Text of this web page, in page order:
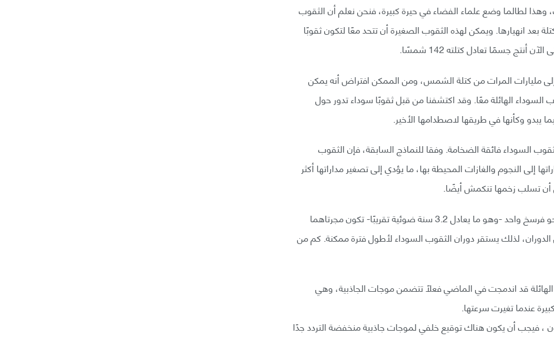
وهذا لطالما وضع علماء الفضاء في حيرة كبيرة، فنحن نعلم أن الثقوب
بعد انهيارها. ويمكن لهذه الثقوب الصغيرة أن تتحد معًا لتكون ثقوبًا
جسمًا تعادل كتلته 142 شمسًا.
مليارات المرات من كتلة الشمس، ومن الممكن افتراض أنه يمكن
السوداء الهائلة معًا. وقد اكتشفنا من قبل ثقوبًا سوداء تدور حول
يبدو وكأنها في طريقها لاصطدامها الأخير.
السوداء فائقة الضخامة. وفقا للنماذج السابقة، فإن الثقوب
إلى النجوم والغازات المحيطة بها، ما يؤدي إلى تصغير مداراتها أكثر
أن تسلب زخمها تنكمش أيضًا.
وبحلول الوقت الذي تكون فيه المسافة بينهما نحو فرسخ واحد -وهو ما يعادل 3.2 سنة ضوئية تقريبًا- تكون مجرتاهما
لذلك يستقر دوران الثقوب السوداء لأطول فترة ممكنة. كم من
قد اندمجت في الماضي فعلًا تتضمن موجات الجاذبية، وهي
عندما تغيرت سرعتها.
، فيجب أن يكون هناك توقيع خلفي لموجات جاذبية منخفضة التردد جدًا